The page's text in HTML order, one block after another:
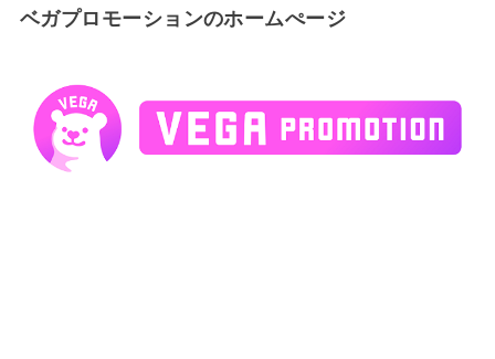
ベガプロモーションのホームぺージ